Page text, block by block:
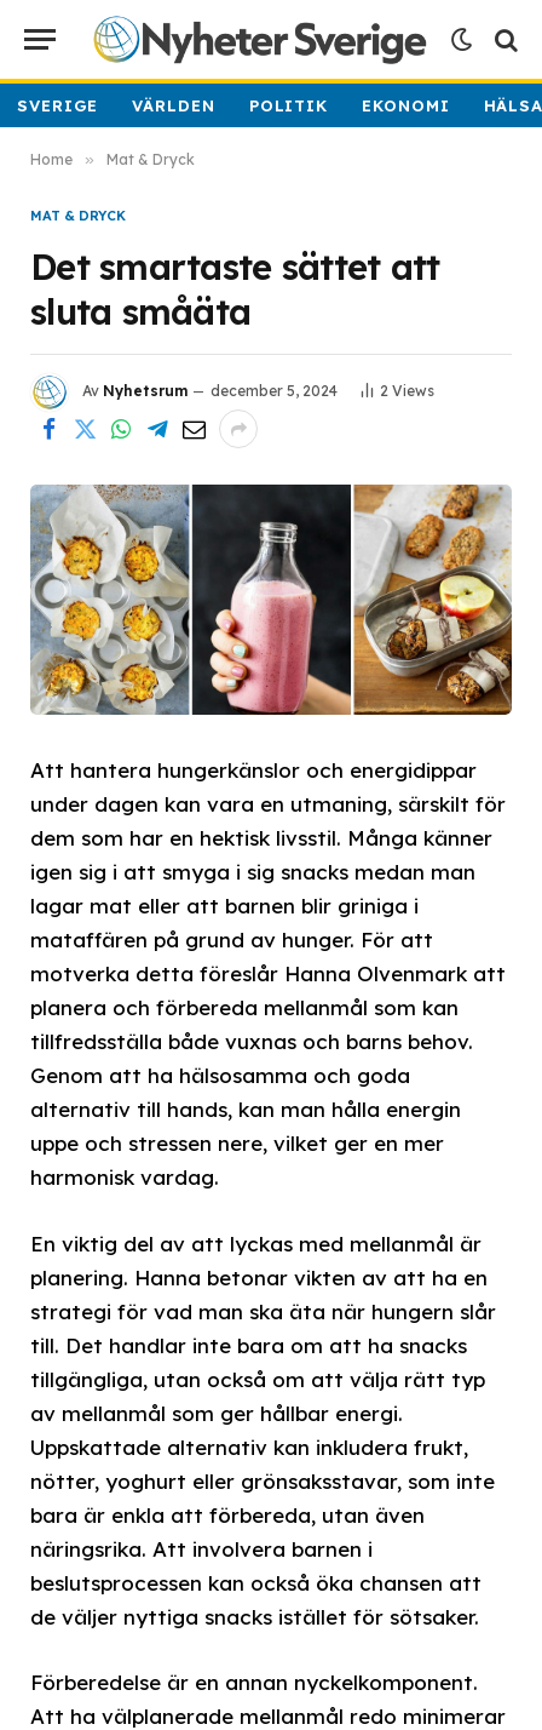
SVERIGE VÄRLDEN POLITIK EKONOMI
Home » Mat & Dryck
MAT & DRYCK
Det smartaste sättet att
sluta småäta
Av Nyhetsrum december 5, 2024 2 Views
Att hantera hungerkänslor och energidippar
under dagen kan vara en utmaning, särskilt för
dem som har en hektisk livsstil. Många känner
igen sig i att smyga i sig snacks medan man
lagar mat eller att barnen blir griniga i
mataffären på grund av hunger. För att
motverka detta föreslår Hanna Olvenmark att
planera och förbereda mellanmål som kan
tillfredsställa både vuxnas och barns behov.
Genom att ha hälsosamma och goda
alternativ till hands, kan man hålla energin
uppe och stressen nere, vilket ger en mer
harmonisk vardag.
En viktig del av att lyckas med mellanmål är
planering. Hanna betonar vikten av att ha en
strategi för vad man ska äta när hungern slår
till. Det handlar inte bara om att ha snacks
tillgängliga, utan också om att välja rätt typ
av mellanmål som ger hållbar energi.
Uppskattade alternativ kan inkludera frukt,
nötter, yoghurt eller grönsaksstavar, som inte
bara är enkla att förbereda, utan även
näringsrika. Att involvera barnen i
beslutsprocessen kan också öka chansen att
de väljer nyttiga snacks istället för sötsaker.
Förberedelse är en annan nyckelkomponent.
Att ha välplanerade mellanmål redo minimerar